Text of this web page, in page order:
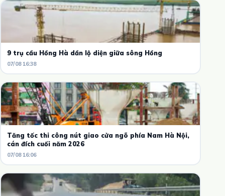
9 trụ cầu Hồng Hà dần lộ diện giữa sông Hồng
07/08 16:38
Tăng tốc thi công nút giao cửa ngõ phía Nam Hà Nội,
cán đích cuối năm 2026
07/08 16:06